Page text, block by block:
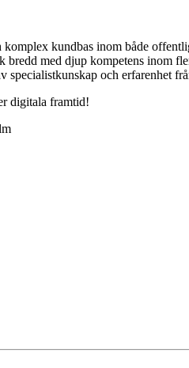
kundbas inom både
bredd med djup kompetens inom
och erfarenhet
digitala framtid!